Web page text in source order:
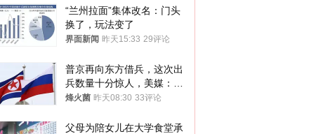
“兰州拉面”集体改名：门头
换了，玩法变了
界面新闻 昨天15:33 29评论
普京再向东方借兵，这次出
兵数量十分惊人，美媒：俄
朝要动真格？
烽火菌 昨天08:30 33评论
父母为陪女儿在大学食堂承